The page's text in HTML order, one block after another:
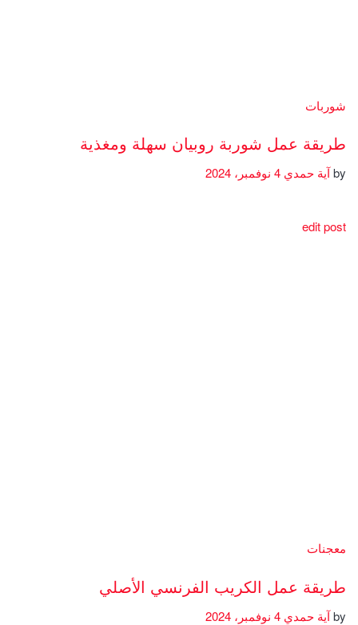
شوربات
طريقة عمل شوربة روبيان سهلة ومغذية
byآية حمدي
edit post
معجنات
طريقة عمل الكريب الفرنسي الأصلي
byآية حمدي